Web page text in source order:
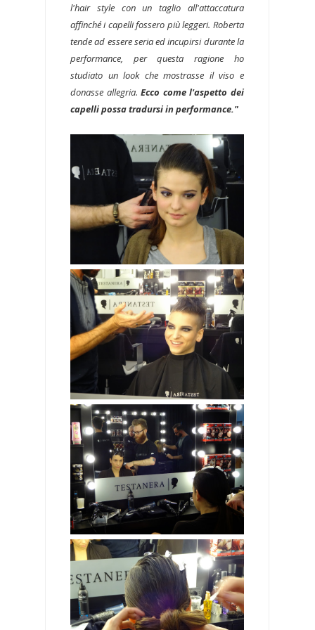
l'hair style con un taglio all'attaccatura
affinché i capelli fossero più leggeri. Roberta
tende ad essere seria ed incupirsi durante la
performance, per questa ragione ho
studiato un look che mostrasse il viso e
donasse allegria. Ecco come l'aspetto dei
capelli possa tradursi in performance."